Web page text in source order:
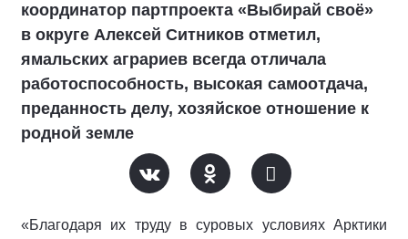
координатор партпроекта «Выбирай своё»
в округе Алексей Ситников отметил,
ямальских аграриев всегда отличала
работоспособность, высокая самоотдача,
преданность делу, хозяйское отношение к
родной земле
«Благодаря их труду в суровых условиях Арктики